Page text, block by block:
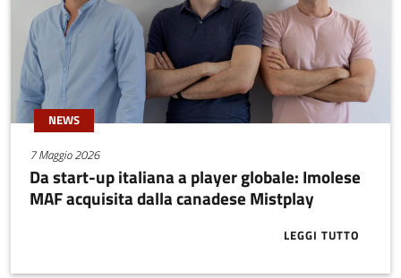
NEWS
7 Maggio 2026
Da start-up italiana a player globale: Imolese
MAF acquisita dalla canadese Mistplay
LEGGI TUTTO
ABOUT DA